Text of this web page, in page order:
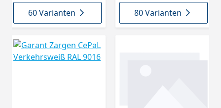
60 Varianten
80 Varianten